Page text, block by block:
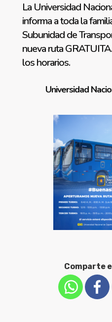
La Universidad
informa a toda la
Subunidad de
nueva ruta
los horarios.
Universidad
Comparte